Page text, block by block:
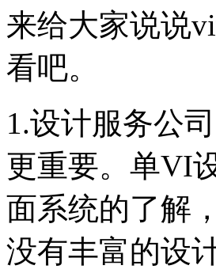
来给大家说说
看吧。
1.设计服务公
更重要。单VI
面系统的了解
没有丰富的设